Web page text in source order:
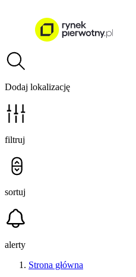
Dodaj lokalizację
filtruj
sortuj
alerty
Strona główna